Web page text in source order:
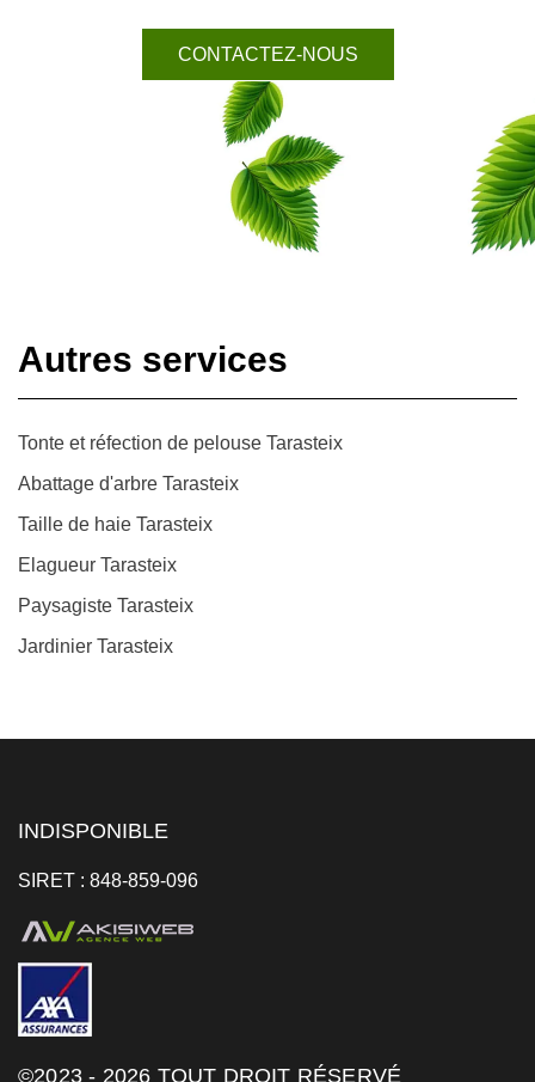
CONTACTEZ-NOUS
Autres services
Tonte et réfection de pelouse Tarasteix
Abattage d'arbre Tarasteix
Taille de haie Tarasteix
Elagueur Tarasteix
Paysagiste Tarasteix
Jardinier Tarasteix
INDISPONIBLE
SIRET : 848-859-096
©2023 - 2026 TOUT DROIT RÉSERVÉ